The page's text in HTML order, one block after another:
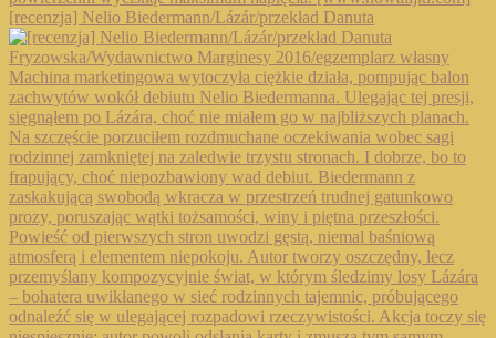
[recenzja] Nelio Biedermann/Lázár/przekład Danuta